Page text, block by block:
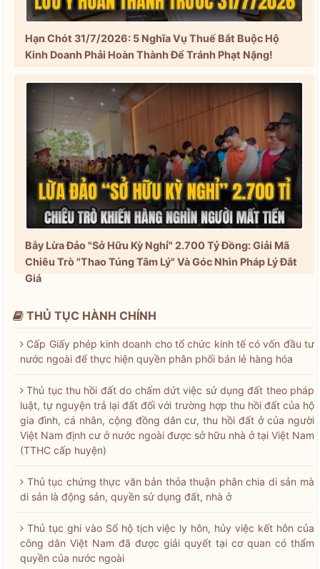
Hạn Chót 31/7/2026: 5 Nghĩa Vụ Thuế Bắt Buộc Hộ
Kinh Doanh Phải Hoàn Thành Để Tránh Phạt Nặng!
Bẫy Lừa Đảo "Sở Hữu Kỳ Nghỉ" 2.700 Tỷ Đồng: Giải Mã
Chiêu Trò "Thao Túng Tâm Lý" Và Góc Nhìn Pháp Lý Đắt
Giá
THỦ TỤC HÀNH CHÍNH
Cấp Giấy phép kinh doanh cho tổ chức kinh tế có vốn đầu tư
nước ngoài để thực hiện quyền phân phối bán lẻ hàng hóa
Thủ tục thu hồi đất do chấm dứt việc sử dụng đất theo pháp
luật, tự nguyện trả lại đất đối với trường hợp thu hồi đất của hộ
gia đình, cá nhân, cộng đồng dân cư, thu hồi đất ở của người
Việt Nam định cư ở nước ngoài được sở hữu nhà ở tại Việt Nam
(TTHC cấp huyện)
Thủ tục chứng thực văn bản thỏa thuận phân chia di sản mà
di sản là động sản, quyền sử dụng đất, nhà ở
Thủ tục ghi vào Sổ hộ tịch việc ly hôn, hủy việc kết hôn của
công dân Việt Nam đã được giải quyết tại cơ quan có thẩm
quyền của nước ngoài